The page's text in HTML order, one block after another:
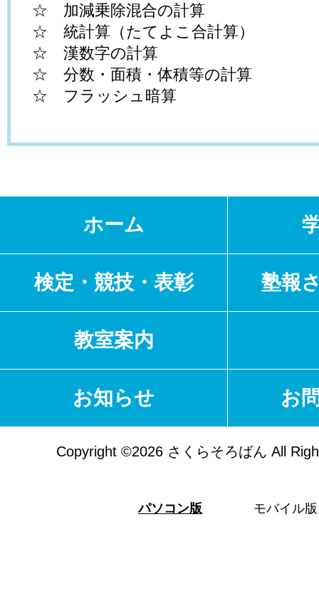
☆ 加減乗除混合の計算
☆ 統計算（たてよこ合計算）
☆ 漢数字の計算
☆ 分数・面積・体積等の計算
☆ フラッシュ暗算
ホーム
検定・競技・表彰 塾報
教室案内
お知らせ お
Copyright ©2026 さくらそろばん All
パソコン版 モバイル版